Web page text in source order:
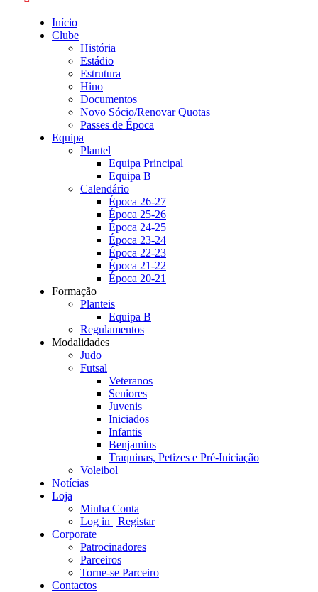
Início
Clube
História
Estádio
Estrutura
Hino
Documentos
Novo Sócio/Renovar Quotas
Passes de Época
Equipa
Plantel
Equipa Principal
Equipa B
Calendário
Época 26-27
Época 25-26
Época 24-25
Época 23-24
Época 22-23
Época 21-22
Época 20-21
Formação
Planteis
Equipa B
Regulamentos
Modalidades
Judo
Futsal
Veteranos
Seniores
Juvenis
Iniciados
Infantis
Benjamins
Traquinas, Petizes e Pré-Iniciação
Voleibol
Notícias
Loja
Minha Conta
Log in | Registar
Corporate
Patrocinadores
Parceiros
Torne-se Parceiro
Contactos